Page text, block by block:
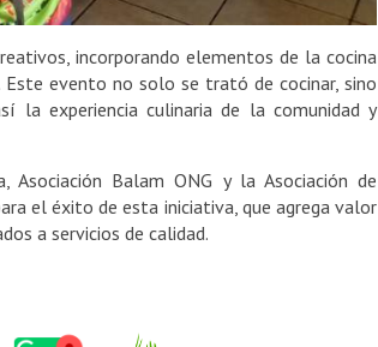
incorporando elementos de la cocina
evento no solo se trató de cocinar, sino
la experiencia culinaria de la comunidad y
Balam ONG y la Asociación de
el éxito de esta iniciativa, que agrega valor
a servicios de calidad.